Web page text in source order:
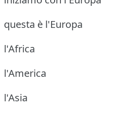
questa è l'Europa
l'Africa
l'America
l'Asia